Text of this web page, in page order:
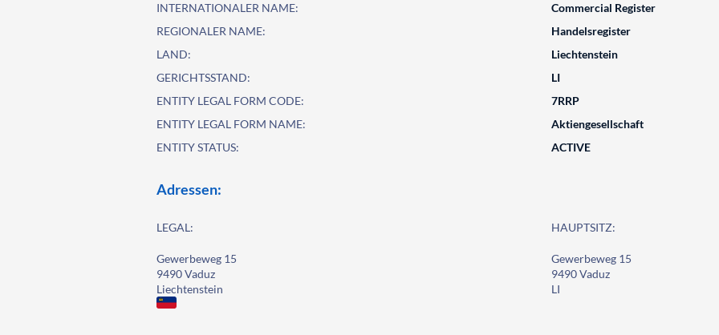
INTERNATIONALER NAME:
Commercial Register
REGIONALER NAME:
Handelsregister
LAND:
Liechtenstein
GERICHTSSTAND:
LI
ENTITY LEGAL FORM CODE:
7RRP
ENTITY LEGAL FORM NAME:
Aktiengesellschaft
ENTITY STATUS:
ACTIVE
Adressen:
LEGAL:
Gewerbeweg 15
9490 Vaduz
Liechtenstein
HAUPTSITZ:
Gewerbeweg 15
9490 Vaduz
LI